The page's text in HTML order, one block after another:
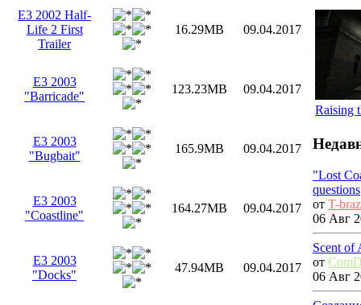
E3 2002 Half-
Life 2 First
Trailer
16.29MB 09.04.2017
E3 2003
"Barricade"
123.23MB 09.04.2017
E3 2003
"Bugbait"
165.9MB 09.04.2017
E3 2003
"Coastline"
164.27MB 09.04.2017
E3 2003
"Docks"
47.94MB 09.04.2017
Raising
"Lost
questions
от T-
06 Авг
Scent of
от
06 Авг